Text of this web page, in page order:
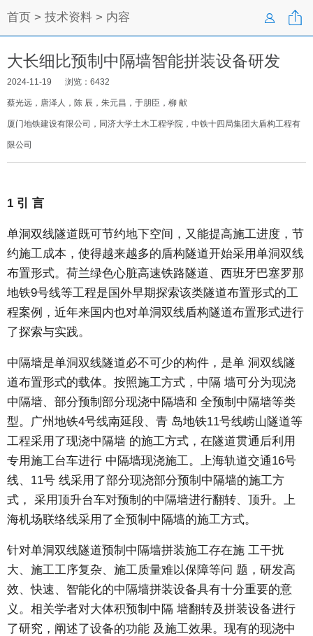
首页 > 技术资料 > 内容  
大长细比预制中隔墙智能拼装设备研发
2024-11-19 浏览： 6432
​蔡光远，唐泽人，陈 辰，朱元昌，于朋臣，柳 献
​厦门地铁建设有限公司，同济大学土木工程学院，中铁十四局集团大盾构工程有
限公司
1 引 言
单洞双线隧道既可节约地下空间，又能提高施工进度，节
约施工成本，使得越来越多的盾构隧道开始采用单洞双线
布置形式。荷兰绿色心脏高速铁路隧道、西班牙巴塞罗那
地铁9号线等工程是国外早期探索该类隧道布置形式的工
程案例，近年来国内也对单洞双线盾构隧道布置形式进行
了探索与实践。
中隔墙是单洞双线隧道必不可少的构件，是单 洞双线隧
道布置形式的载体。按照施工方式，中隔 墙可分为现浇
中隔墙、部分预制部分现浇中隔墙和 全预制中隔墙等类
型。广州地铁4号线南延段、青 岛地铁11号线崂山隧道等
工程采用了现浇中隔墙 的施工方式，在隧道贯通后利用
专用施工台车进行 中隔墙现浇施工。上海轨道交通16号
线、11号 线采用了部分现浇部分预制中隔墙的施工方
式， 采用顶升台车对预制的中隔墙进行翻转、顶升。上
海机场联络线采用了全预制中隔墙的施工方式。
针对单洞双线隧道预制中隔墙拼装施工存在施 工干扰
大、施工工序复杂、施工质量难以保障等问 题，研发高
效、快速、智能化的中隔墙拼装设备具有十分重要的意
义。相关学者对大体积预制中隔 墙翻转及拼装设备进行
了研究，阐述了设备的功能 及施工效果。现有的现浇中